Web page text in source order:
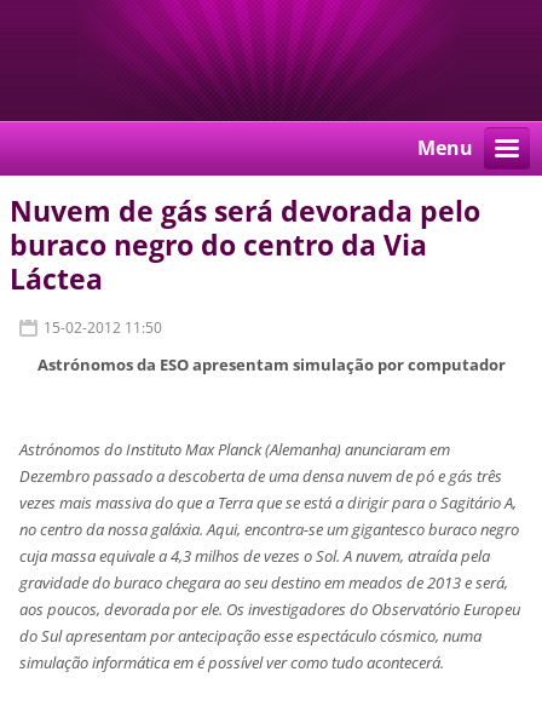
Menu
Nuvem de gás será devorada pelo
buraco negro do centro da Via
Láctea
15-02-2012 11:50
Astrónomos da ESO apresentam simulação por computador
Astrónomos do Instituto Max Planck (Alemanha) anunciaram em
Dezembro passado a descoberta de uma densa nuvem de pó e gás três
vezes mais massiva do que a Terra que se está a dirigir para o Sagitário A,
no centro da nossa galáxia. Aqui, encontra-se um gigantesco buraco negro
cuja massa equivale a 4,3 milhos de vezes o Sol. A nuvem, atraída pela
gravidade do buraco chegara ao seu destino em meados de 2013 e será,
aos poucos, devorada por ele. Os investigadores do Observatório Europeu
do Sul apresentam por antecipação esse espectáculo cósmico, numa
simulação informática em é possível ver como tudo acontecerá.